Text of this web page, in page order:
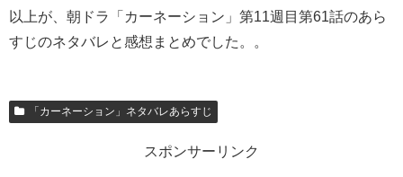
以上が、朝ドラ「カーネーション」第11週目第61話のあら
すじのネタバレと感想まとめでした。。
「カーネーション」ネタバレあらすじ
スポンサーリンク